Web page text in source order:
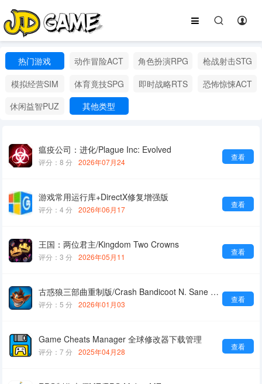
热门游戏 动作冒险ACT 角色扮演RPG
枪战射击STG
模拟经营SIM
体育竟技SPG 即时战略RTS
恐怖惊悚ACT
休闲益智PUZ
其他类型
瘟疫公司：进化/Plague Inc: Evolved
查看
评分：8 分 2026年07月24
游戏常用运行库+DirectX修复增强版
查看
评分：4 分 2026年06月17
王国：两位君主/Kingdom Two Crowns
查看
评分：3 分 2026年05月11
古惑狼三部曲重制版/Crash Bandicoot N. Sane Trilogy
查看
评分：5 分 2026年01月03
Game Cheats Manager 全球修改器下载管理
查看
评分：7 分 2025年04月28